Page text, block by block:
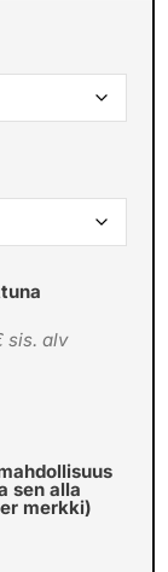
sis. alv
sen alla
merkki)